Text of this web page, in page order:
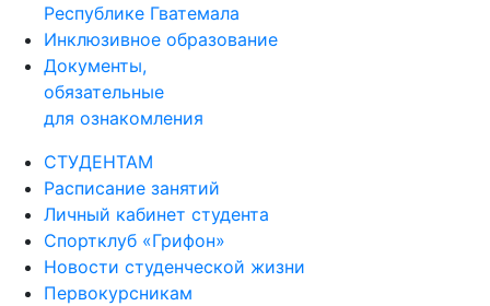
Республике Гватемала
Инклюзивное образование
Документы,
обязательные
для ознакомления
СТУДЕНТАМ
Расписание занятий
Личный кабинет студента
Спортклуб «Грифон»
Новости студенческой жизни
Первокурсникам